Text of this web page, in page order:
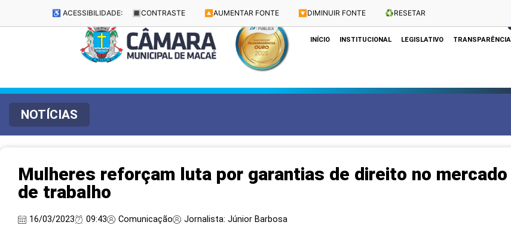
♿ ACESSIBILIDADE: 🔳 CONTRASTE 🔼 AUMENTAR FONTE 🔽 DIMINUIR FONTE ♻️RESETAR
Dias e Horários das Sessões: Terças e Quartas às 10h
INÍCIO INSTITUCIONAL LEGISLATIVO TRANSPARÊNCIA
NOTÍCIAS
Mulheres reforçam luta por garantias de direito no mercado
de trabalho
16/03/2023 09:43 Comunicação Jornalista: Júnior Barbosa